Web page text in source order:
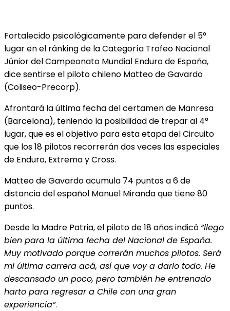
Fortalecido psicológicamente para defender el 5°
lugar en el ránking de la Categoría Trofeo Nacional
Júnior del Campeonato Mundial Enduro de España,
dice sentirse el piloto chileno Matteo de Gavardo
(Coliseo-Precorp).
Afrontará la última fecha del certamen de Manresa
(Barcelona), teniendo la posibilidad de trepar al 4°
lugar, que es el objetivo para esta etapa del Circuito
que los 18 pilotos recorrerán dos veces las especiales
de Enduro, Extrema y Cross.
Matteo de Gavardo acumula 74 puntos a 6 de
distancia del español Manuel Miranda que tiene 80
puntos.
Desde la Madre Patria, el piloto de 18 años indicó “llego
bien para la última fecha del Nacional de España.
Muy motivado porque correrán muchos pilotos. Será
mi última carrera acá, así que voy a darlo todo. He
descansado un poco, pero también he entrenado
harto para regresar a Chile con una gran
experiencia”.